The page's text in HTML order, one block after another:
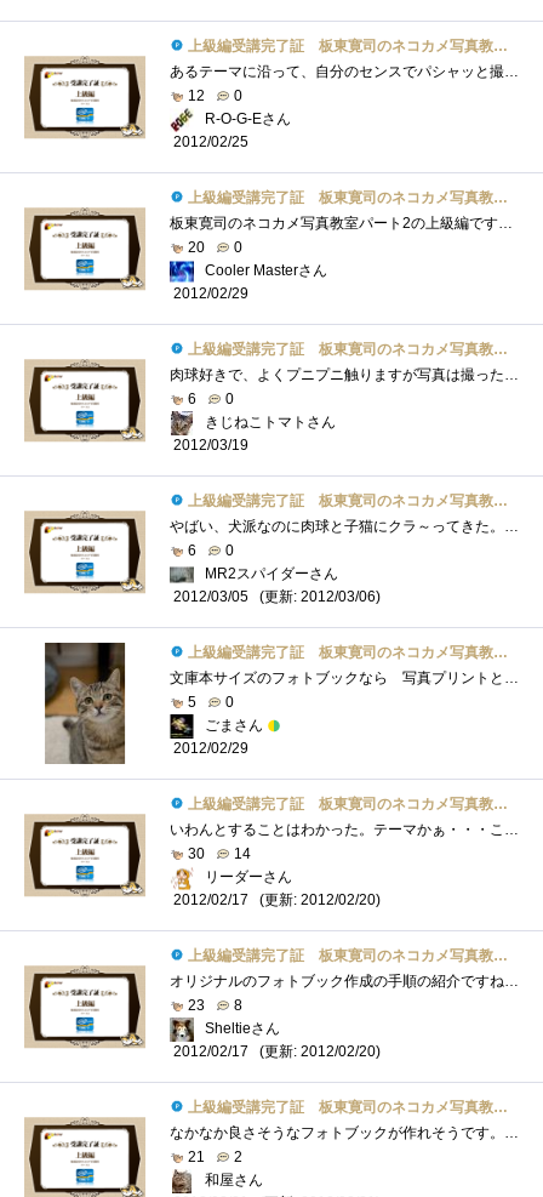
上級編受講完了証 板東寛司のネコカメ写真教室パート2
あるテーマに沿って、自分のセンスでパシャッと撮る。編集でトリミングでも良いわけですが、結構難しいですねぇ…。しかしオンラインで作成�...
12
0
R-O-G-Eさん
2012/02/25
上級編受講完了証 板東寛司のネコカメ写真教室パート2
板東寛司のネコカメ写真教室パート2の上級編です！ドリームページを使ってのフォトブック（オリジナル写真集）作成方法です。レイアウトなど�...
20
0
Cooler Masterさん
2012/02/29
上級編受講完了証 板東寛司のネコカメ写真教室パート2
肉球好きで、よくプニプニ触りますが写真は撮ったことないなぁ。うちの子は子猫の時から「ちゅっちゅっ」と幼児のする指吸いならず「肉球吸�...
6
0
きじねこトマトさん
2012/03/19
上級編受講完了証 板東寛司のネコカメ写真教室パート2
やばい、犬派なのに肉球と子猫にクラ～ってきた。実物は車の幌を爪で研がれたことあるからちょっとだけど、写真は可愛い！こういうの作れる�...
6
0
MR2スパイダーさん
2012/03/05
(更新: 2012/03/06)
上級編受講完了証 板東寛司のネコカメ写真教室パート2
文庫本サイズのフォトブックなら 写真プリントと同じような気軽さで作成できるかな？と 作って見る気になったものの･･･レイアウトが難�...
5
0
ごまさん
2012/02/29
上級編受講完了証 板東寛司のネコカメ写真教室パート2
いわんとすることはわかった。テーマかぁ・・・ここを決めるのが一番大変よね。まあ、フォトブックに限らず、漫画でも小説でもそうなんだけ�...
30
14
リーダーさん
2012/02/17
(更新: 2012/02/20)
上級編受講完了証 板東寛司のネコカメ写真教室パート2
オリジナルのフォトブック作成の手順の紹介ですね。フォトブックというと写真を並べるだけなのかと思いましたが、撮りためた写真の中らか載�...
23
8
Sheltieさん
2012/02/17
(更新: 2012/02/20)
上級編受講完了証 板東寛司のネコカメ写真教室パート2
なかなか良さそうなフォトブックが作れそうです。ただ、テーマ決めがちょっと難しいですね～。今回は、出会った猫たち！のような感じになる�...
21
2
和屋さん